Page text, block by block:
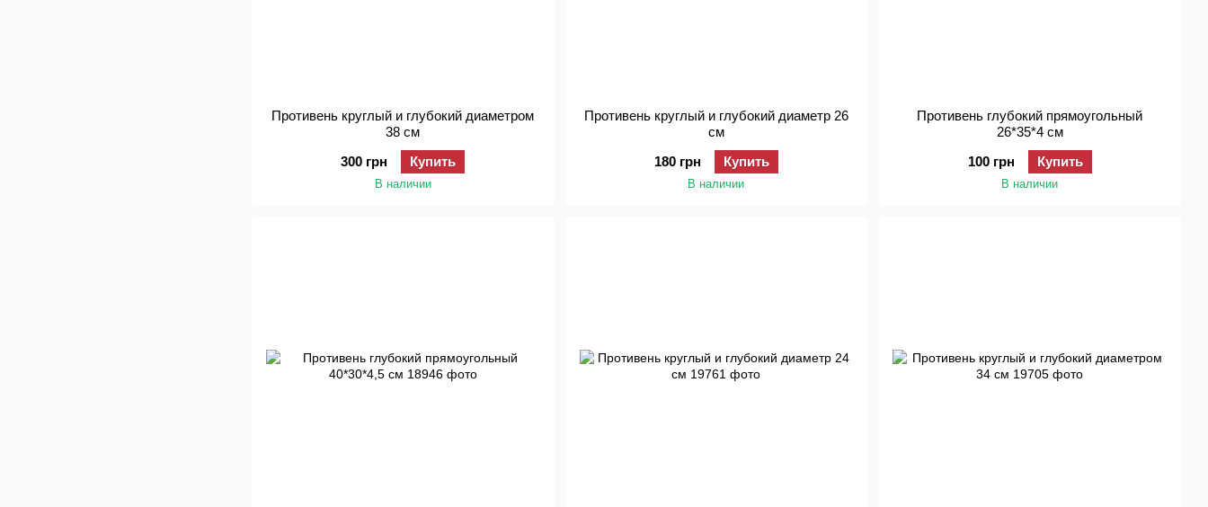
Противень круглый и глубокий диаметром
38 см
300 грн
Купить
В наличии
Противень круглый и глубокий диаметр 26
см
180 грн
Купить
В наличии
Противень глубокий прямоугольный
26*35*4 см
100 грн
Купить
В наличии